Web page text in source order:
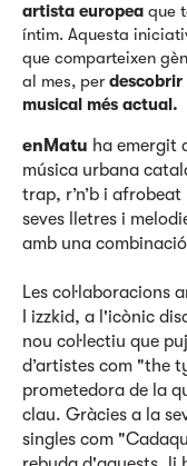
artista europea que
íntim. Aquesta
que comparteixen
al mes, per
musical més actual.
enMatu ha emergit
música urbana
trap, r’n’b i
seves lletres i
amb una
Les col·laboracions
I izzkid, a l'icònic
nou col·lectiu que
d’artistes com "the
prometedora de la
clau. Gràcies a la
singles com